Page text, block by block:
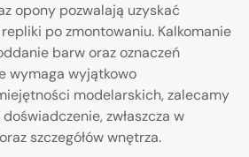
opony pozwalają uzyskać
po zmontowaniu. Kalkomanie
barw oraz oznaczeń
wymaga wyjątkowo
modelarskich, zalecamy
zwłaszcza w
szczegółów wnętrza.